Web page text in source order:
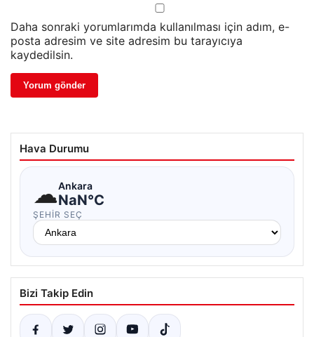
Daha sonraki yorumlarımda kullanılması için adım, e-
posta adresim ve site adresim bu tarayıcıya
kaydedilsin.
Hava Durumu
☁Ankara
NaN°C
ŞEHIR SEÇ
Bizi Takip Edin